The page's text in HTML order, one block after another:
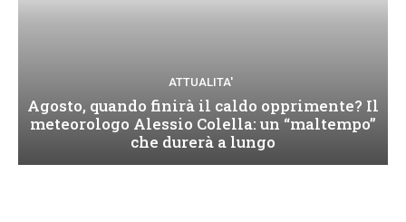
ATTUALITA'
Agosto, quando finirà il caldo opprimente? Il
meteorologo Alessio Colella: un “maltempo”
che durerà a lungo